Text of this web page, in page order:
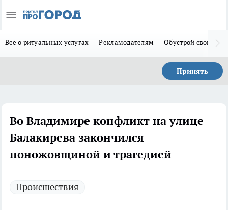
Всё о ритуальных услугах Рекламодателям Обустрой свой дом
Принять
Во Владимире конфликт на улице
Балакирева закончился
поножовщиной и трагедией
Происшествия